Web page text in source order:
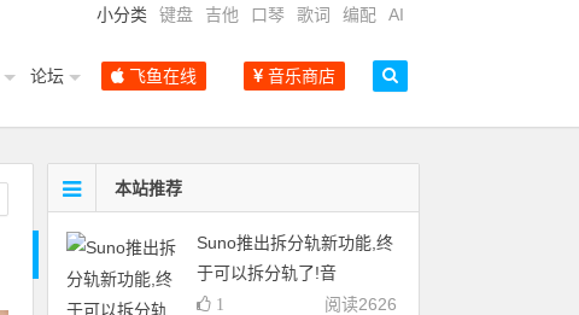
小分类 键盘 吉他 口琴 歌词 编配 AI
论坛 飞鱼在线 音乐商店
本站推荐
Suno推出拆分轨新功能,终
于可以拆分轨了!音
阅读2626
1